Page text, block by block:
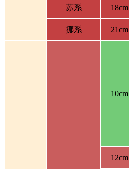
苏系 18cm
挪系 21cm
10cm
12cm